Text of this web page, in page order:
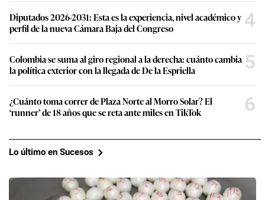
Diputados 2026-2031: Esta es la experiencia, nivel académico y
perfil de la nueva Cámara Baja del Congreso
4
Colombia se suma al giro regional a la derecha: cuánto cambia
la política exterior con la llegada de De la Espriella
5
¿Cuánto toma correr de Plaza Norte al Morro Solar? El
‘runner’ de 18 años que se reta ante miles en TikTok
6
Lo último en Sucesos